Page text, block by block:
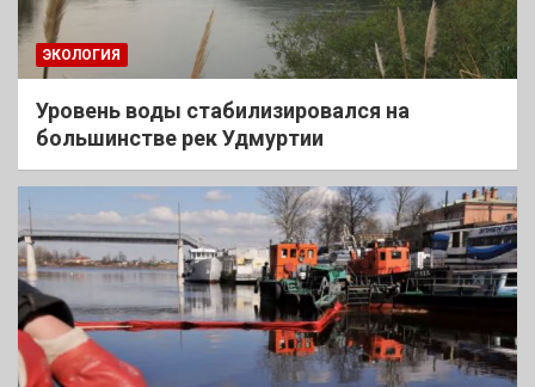
ЭКОЛОГИЯ
Уровень воды стабилизировался на
большинстве рек Удмуртии